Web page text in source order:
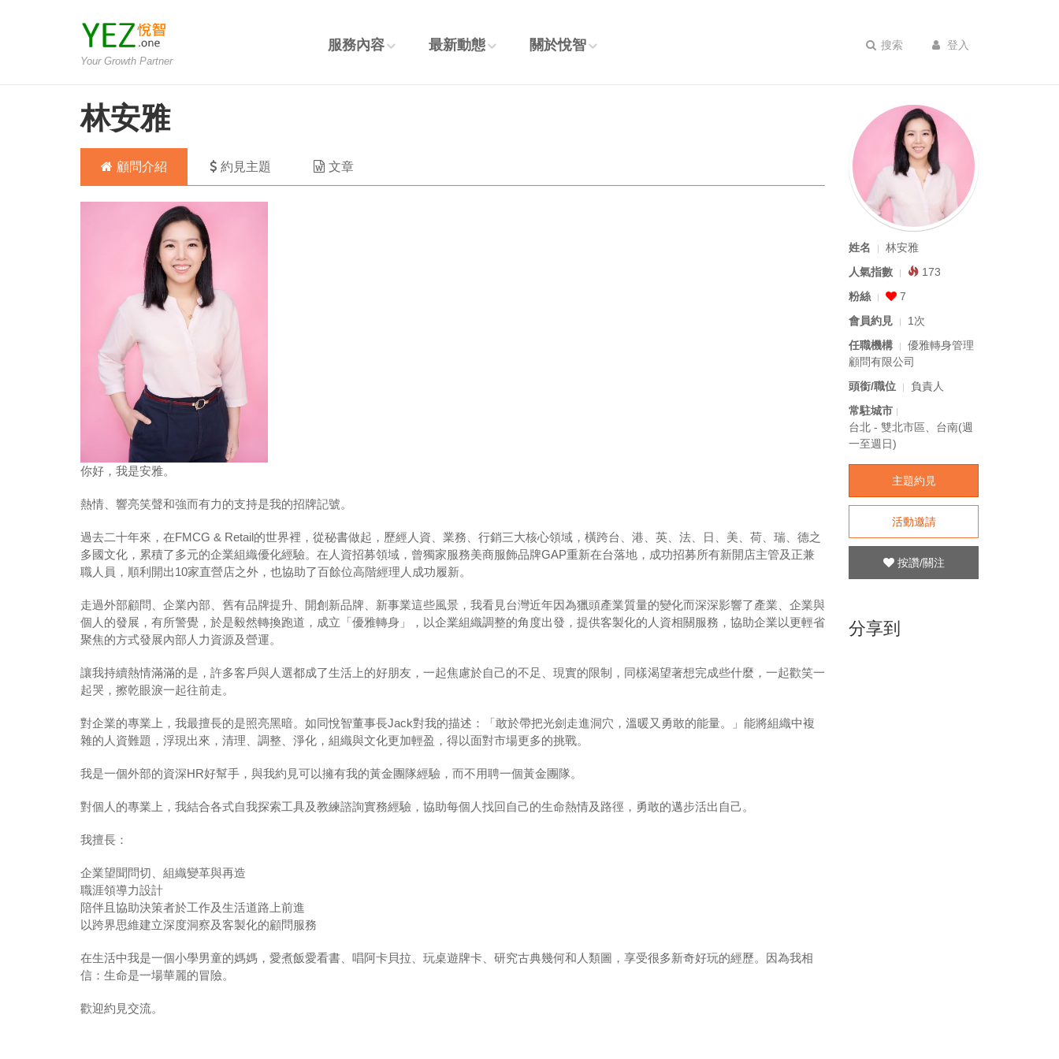
Your Growth Partner
服務內容 最新動態 關於悅智 搜索 登入
林安雅
顧問介紹 約見主題 文章
你好，我是安雅。
熱情、響亮笑聲和強而有力的支持是我的招牌記號。
過去二十年來，在FMCG & Retail的世界裡，從秘書做起，歷經人資、業務、行銷三大核心領域，橫跨台、港、英、法、日、美、荷、瑞、德之
多國文化，累積了多元的企業組織優化經驗。在人資招募領域，曾獨家服務美商服飾品牌GAP重新在台落地，成功招募所有新開店主管及正兼
職人員，順利開出10家直營店之外，也協助了百餘位高階經理人成功履新。
走過外部顧問、企業內部、舊有品牌提升、開創新品牌、新事業這些風景，我看見台灣近年因為獵頭產業質量的變化而深深影響了產業、企業與
個人的發展，有所警覺，於是毅然轉換跑道，成立「優雅轉身」，以企業組織調整的角度出發，提供客製化的人資相關服務，協助企業以更輕省
聚焦的方式發展內部人力資源及營運。
讓我持續熱情滿滿的是，許多客戶與人選都成了生活上的好朋友，一起焦慮於自己的不足、現實的限制，同樣渴望著想完成些什麼，一起歡笑一
起哭，擦乾眼淚一起往前走。
對企業的專業上，我最擅長的是照亮黑暗。如同悅智董事長Jack對我的描述：「敢於帶把光劍走進洞穴，溫暖又勇敢的能量。」能將組織中複
雜的人資難題，浮現出來，清理、調整、淨化，組織與文化更加輕盈，得以面對市場更多的挑戰。
我是一個外部的資深HR好幫手，與我約見可以擁有我的黃金團隊經驗，而不用聘一個黃金團隊。
對個人的專業上，我結合各式自我探索工具及教練諮詢實務經驗，協助每個人找回自己的生命熱情及路徑，勇敢的邁步活出自己。
我擅長：
企業望聞問切、組織變革與再造
職涯領導力設計
陪伴且協助決策者於工作及生活道路上前進
以跨界思維建立深度洞察及客製化的顧問服務
在生活中我是一個小學男童的媽媽，愛煮飯愛看書、唱阿卡貝拉、玩桌遊牌卡、研究古典幾何和人類圖，享受很多新奇好玩的經歷。因為我相
信：生命是一場華麗的冒險。
歡迎約見交流。
姓名
林安雅
人氣指數
173
粉絲
7
會員約見
1次
任職機構
優雅轉身管理
顧問有限公司
頭銜/職位
負責人
常駐城市
台北 - 雙北市區、台南(週
一至週日)
主題約見
活動邀請
按讚/關注
分享到